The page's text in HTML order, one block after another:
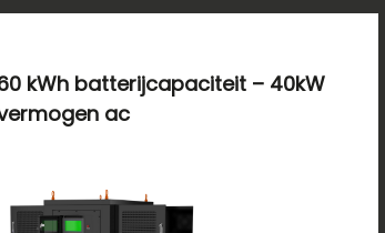
kWh batterijcapaciteit – 40kW
ac